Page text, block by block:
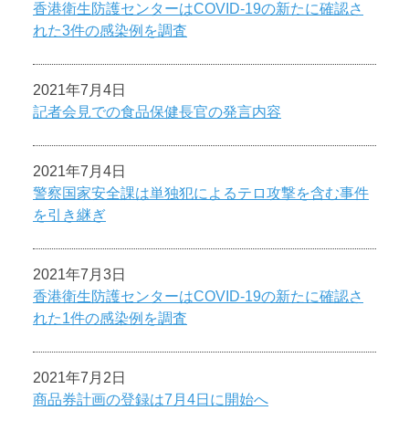
香港衛生防護センターはCOVID-19の新たに確認さ
れた3件の感染例を調査
2021年7月4日
記者会見での食品保健長官の発言内容
2021年7月4日
警察国家安全課は単独犯によるテロ攻撃を含む事件
を引き継ぎ
2021年7月3日
香港衛生防護センターはCOVID-19の新たに確認さ
れた1件の感染例を調査
2021年7月2日
商品券計画の登録は7月4日に開始へ